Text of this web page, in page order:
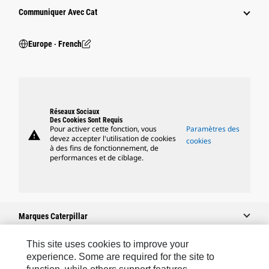
Communiquer Avec Cat
Europe ‧ French
warning
Réseaux Sociaux
Des Cookies Sont Requis
Pour activer cette fonction, vous
devez accepter l'utilisation de cookies
à des fins de fonctionnement, de
performances et de ciblage.
Paramètres des
cookies
Marques Caterpillar
Caterpillar.com
This site uses cookies to improve your
experience. Some are required for the site to